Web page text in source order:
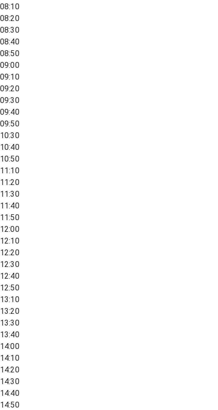
08:10
08:20
08:30
08:40
08:50
09:00
09:10
09:20
09:30
09:40
09:50
10:30
10:40
10:50
11:10
11:20
11:30
11:40
11:50
12:00
12:10
12:20
12:30
12:40
12:50
13:10
13:20
13:30
13:40
14:00
14:10
14:20
14:30
14:40
14:50